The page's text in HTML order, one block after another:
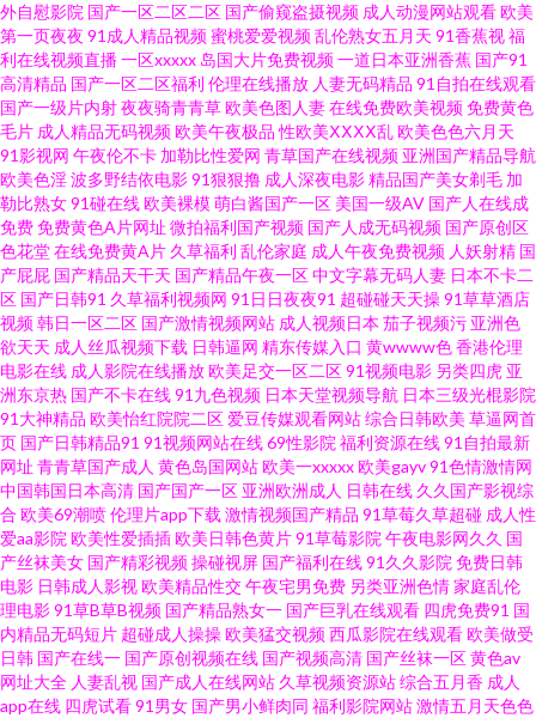
91在播放 久草五月份 香蕉视频abb 99福利姬 久久乳97 大香蕉伊人天堂 婷婷
五月妞妞基地 91主播福利在线 久草热99 东京热伊人网 91操鸡 东京热福利导
航 人妖乱轮谢精 91福利导航大全 东方av亚洲 91网站在线观看呢 最新先锋资
源av 肏屄内射视频在线观看 91视频在线播放网站高清 日韩A片一区二区 91
污网站 乱子伦国产精品2 亚洲人妻黄色视频 99热色情 91官网在线看 超碰91
第一页 日韩高清无码社区 91磁力 另类四区 亚洲网站黄 91熟女在线播放 伦理
AV资源网 亚洲狼友 海角不伦影院 一本道av福利社 玖玖热精品视频 伊人色av
www91福利 欧美性猛交一二三区 91大神资源网 东方av发布网在线 日韩精品
6 91探花一区在线 黄色性情网站 91V一区二区 www91日韩操 福利日AV 精品
久久婷婷网络 久草国内 久草福利在线观看 国产黑丝精品 男人天堂B 狼人五月
天影院 综合色网性 91蜜桃传媒一区 91视频熟女国产 免费黄网久9 91AV免费
在线 波多野结衣先峰影音 91新人宝儿视频 国产免费在线色 蜜桃8848tv豆花
外自慰影院 国产一区二区二区 国产偷窥盗摄视频 成人动漫网站观看欧美
第一页夜夜 91成人精品视频蜜桃爱爱视频乱伦熟女五月天 91香蕉视福
利在线视频直播一区xxxxx 岛国大片免费视频一道日本亚洲香蕉 国产91
高清精品 国产一区二区福利 伦理在线播放 人妻无码精品 91自拍在线观看
国产一级片内射夜夜骑青青草欧美色图人妻在线免费欧美视频免费黄色
毛片 成人精品无码视频欧美午夜极品 性欧美ⅩⅩⅩⅩ乱欧美色色六月天
91影视网 午夜伦不卡 加勒比性爱网 青草国产在线视频 亚洲国产精品导航
欧美色淫波多野结依电影91狠狠撸 成人深夜电影精品国产美女剃毛 加
勒比熟女91碰在线欧美裸模萌白酱国产一区 美国一级AV 国产人在线成
免费免费黄色A片网址 微拍福利国产视频 国产人成无码视频 国产原创区
色花堂在线免费黄A片 久草福利 乱伦家庭 成人午夜免费视频 人妖射精 国
产屁屁 国产精品天干天 国产精品午夜一区中文字幕无码人妻 日本不卡二
区 国产日韩91 久草福利视频网 91日日夜夜91 超碰碰天天操91草草酒店
视频韩日一区二区 国产激情视频网站 成人视频日本 茄子视频污 亚洲色
欲天天 成人丝瓜视频下载 日韩逼网 精东传媒入口 黄wwww色香港伦理
电影在线 成人影院在线播放欧美足交一区二区91视频电影 另类四虎 亚
洲东京热 国产不卡在线91九色视频 日本天堂视频导航 日本三级光棍影院
91大神精品 欧美怡红院院二区爱豆传媒观看网站综合日韩欧美 草逼网首
页 国产日韩精品91 91视频网站在线69性影院 福利资源在线91自拍最新
网址 青青草国产成人 黄色岛国网站欧美一xxxxx欧美gayv91色情激情网
中国韩国日本高清 国产国产一区 亚洲欧洲成人 日韩在线 久久国产影视综
合 欧美69潮喷伦理片app下载 激情视频国产精品 91草莓久草超碰 成人性
爱aa影院 欧美性爱插插欧美日韩色黄片91草莓影院 午夜电影网久久 国
产丝袜美女 国产精彩视频操碰视屏 国产福利在线91久久影院 免费日韩
电影 日韩成人影视欧美精品性交午夜宅男免费 另类亚洲色情家庭乱伦
理电影91草B草B视频 国产精品熟女一 国产巨乳在线观看 四虎免费91 国
内精品无码短片 超碰成人操操欧美猛交视频西瓜影院在线观看欧美做受
日韩 国产在线一 国产原创视频在线 国产视频高清 国产丝袜一区黄色av
网址大全 人妻乱视 国产成人在线网站 久草视频资源站综合五月香 成人
app在线 四虎试看91男女 国产男小鲜肉同 福利影院网站激情五月天色色